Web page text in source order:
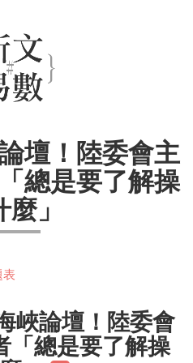
壇！陸委會主
總是要了解操
麼」
峽論壇！陸委會
「總是要了解操